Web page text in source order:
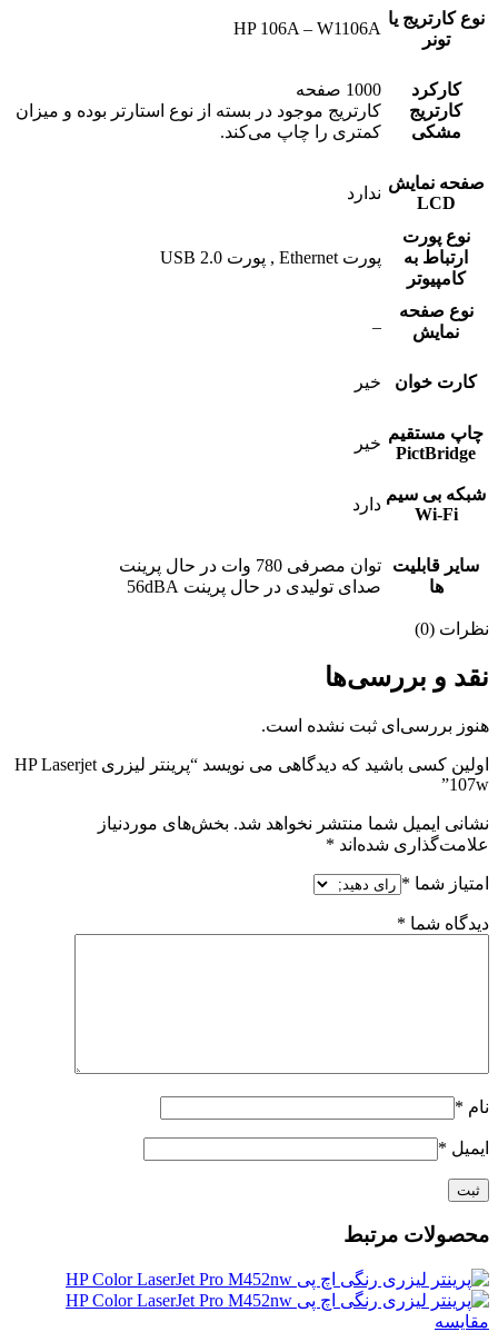
نوع کارتریج یا
تونر
HP 106A – W1106A
کارکرد
کارتریج
مشکی
1000 صفحه
کارتریج موجود در بسته از نوع استارتر بوده و میزان
کمتری را چاپ می‌کند.
صفحه نمایش
LCD
ندارد
نوع پورت
ارتباط به
کامپیوتر
پورت Ethernet , پورت USB 2.0
نوع صفحه
نمایش
کارت خوان خیر
چاپ مستقیم
PictBridge
خیر
شبکه بی سیم
Wi-Fi
دارد
سایر قابلیت
ها
توان مصرفی 780 وات در حال پرینت
صدای تولیدی در حال پرینت 56dBA
نظرات (0)
نقد و بررسی‌ها
هنوز بررسی‌ای ثبت نشده است.
اولین کسی باشید که دیدگاهی می نویسد “پرینتر لیزری HP Laserjet
107w”
نشانی ایمیل شما منتشر نخواهد شد. بخش‌های موردنیاز
علامت‌گذاری شده‌اند *
امتیاز شما *
دیدگاه شما *
نام *
ایمیل *
محصولات مرتبط
مقايسه